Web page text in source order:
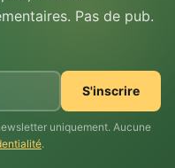
Pas de pub.
S'inscrire
uniquement. Aucune
.